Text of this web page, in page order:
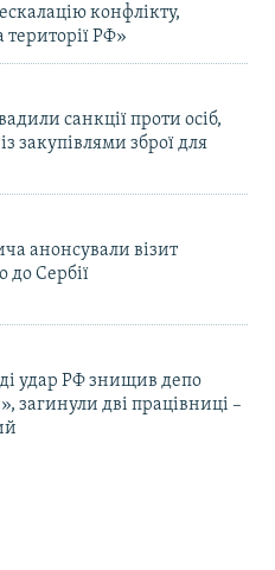
конфлікту,
території РФ»
санкції проти осіб,
закупівлями зброї для
анонсували візит
до Сербії
удар РФ знищив депо
загинули дві працівниці –